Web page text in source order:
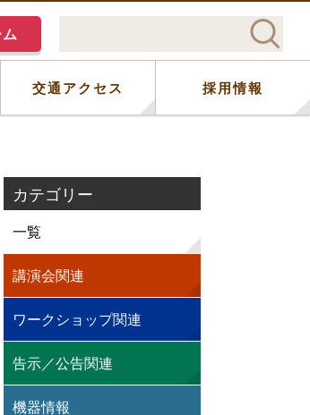
交通アクセス 採用情報
カテゴリー
一覧
講演会関連
ワークショップ関連
告示／公告関連
機器情報